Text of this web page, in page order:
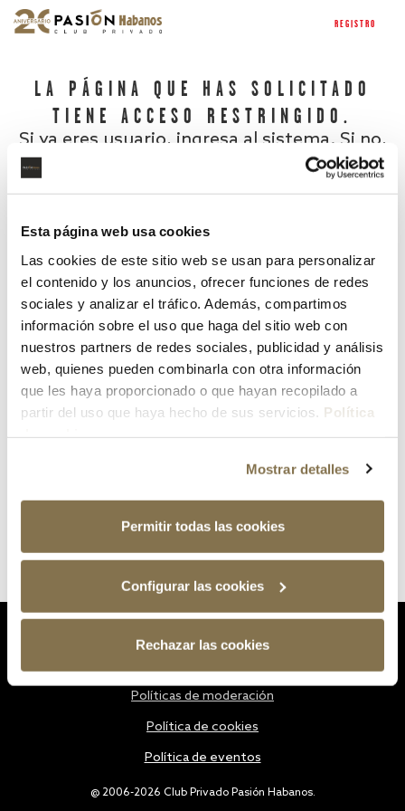
Esta página web usa cookies
Las cookies de este sitio web se usan para personalizar
el contenido y los anuncios, ofrecer funciones de redes
sociales y analizar el tráfico. Además, compartimos
información sobre el uso que haga del sitio web con
nuestros partners de redes sociales, publicidad y análisis
web, quienes pueden combinarla con otra información
que les haya proporcionado o que hayan recopilado a
partir del uso que haya hecho de sus servicios. Política
Mostrar detalles
Permitir todas las cookies
Configurar las cookies
Rechazar las cookies
REGISTRO
LA PÁGINA QUE HAS SOLICITADO
TIENE ACCESO RESTRINGIDO.
Si ya eres usuario, ingresa al sistema. Si no,
¿Has olvidado tu contraseña?
@ 2006-2026 Club Privado Pasión Habanos.
Políticas de moderación
Política de cookies
Política de eventos